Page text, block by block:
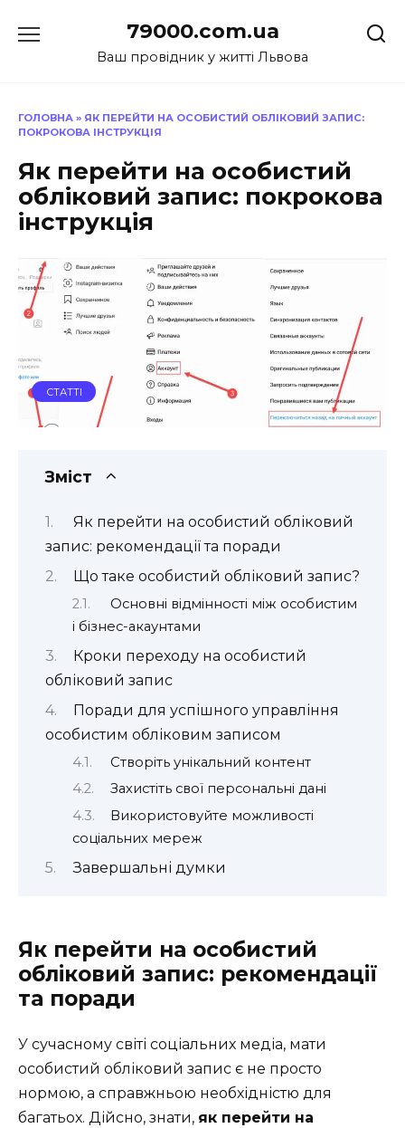
до
79000.com.ua
Ваш провідник у житті Львова
ГОЛОВНА » ЯК ПЕРЕЙТИ НА ОСОБИСТИЙ ОБЛІКОВИЙ ЗАПИС:
ПОКРОКОВА ІНСТРУКЦІЯ
Як перейти на особистий
обліковий запис: покрокова
інструкція
СТАТТІ
Зміст
Як перейти на особистий обліковий
запис: рекомендації та поради
Що таке особистий обліковий запис?
Основні відмінності між особистим
і бізнес-акаунтами
Кроки переходу на особистий
обліковий запис
Поради для успішного управління
особистим обліковим записом
Створіть унікальний контент
Захистіть свої персональні дані
Використовуйте можливості
соціальних мереж
Завершальні думки
Як перейти на особистий
обліковий запис: рекомендації
та поради
У сучасному світі соціальних медіа, мати
особистий обліковий запис є не просто
нормою, а справжньою необхідністю для
багатьох. Дійсно, знати, як перейти на